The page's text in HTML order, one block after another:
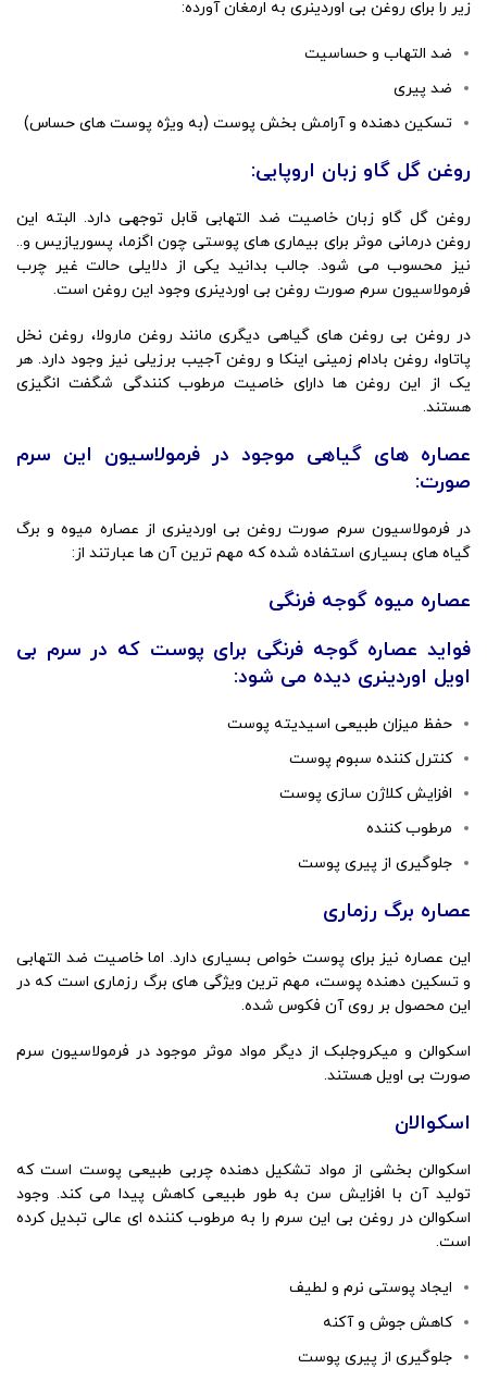
زیر را برای روغن بی اوردینری به ارمغان آورده:
ضد التهاب و حساسیت
ضد پیری
تسکین‌ دهنده و آرامش ‌بخش پوست (به ویژه پوست های حساس)
روغن گل گاو زبان اروپایی:
روغن گل گاو زبان خاصیت ضد التهابی قابل توجهی دارد. البته این
روغن درمانی موثر برای بیماری های پوستی چون اگزما، پسوریازیس و..
نیز محسوب می شود. جالب بدانید یکی از دلایلی حالت غیر چرب
فرمولاسیون سرم صورت روغن بی اوردینری وجود این روغن است.
در روغن بی روغن های گیاهی دیگری مانند روغن مارولا، روغن نخل
پاتاوا، روغن بادام زمینی اینکا و روغن آجیب برزیلی نیز وجود دارد. هر
یک از این روغن ها دارای خاصیت مرطوب کنندگی شگفت انگیزی
هستند.
عصاره های گیاهی موجود در فرمولاسیون این سرم
صورت:
در فرمولاسیون سرم صورت روغن بی اوردینری از عصاره میوه و برگ
گیاه های بسیاری استفاده شده که مهم ترین آن ها عبارتند از:
عصاره میوه گوجه فرنگی
فواید عصاره گوجه فرنگی برای پوست که در سرم بی
اویل اوردینری دیده می شود:
حفظ میزان طبیعی اسیدیته پوست
کنترل کننده سبوم پوست
افزایش کلاژن سازی پوست
مرطوب کننده
جلوگیری از پیری پوست
عصاره برگ رزماری
این عصاره نیز برای پوست خواص بسیاری دارد. اما خاصیت ضد التهابی
و تسکین دهنده پوست، مهم ترین ویژگی های برگ رزماری است که در
این محصول بر روی آن فکوس شده.
اسکوالن و میکروجلبک از دیگر مواد موثر موجود در فرمولاسیون سرم
صورت بی اویل هستند.
اسکوالان
اسکوالن بخشی از مواد تشکیل دهنده چربی طبیعی پوست است که
تولید آن با افزایش سن به طور طبیعی کاهش پیدا می کند. وجود
اسکوالن در روغن بی این سرم را به مرطوب کننده ای عالی تبدیل کرده
است.
ایجاد پوستی نرم و لطیف
کاهش جوش و آکنه
جلوگیری از پیری پوست